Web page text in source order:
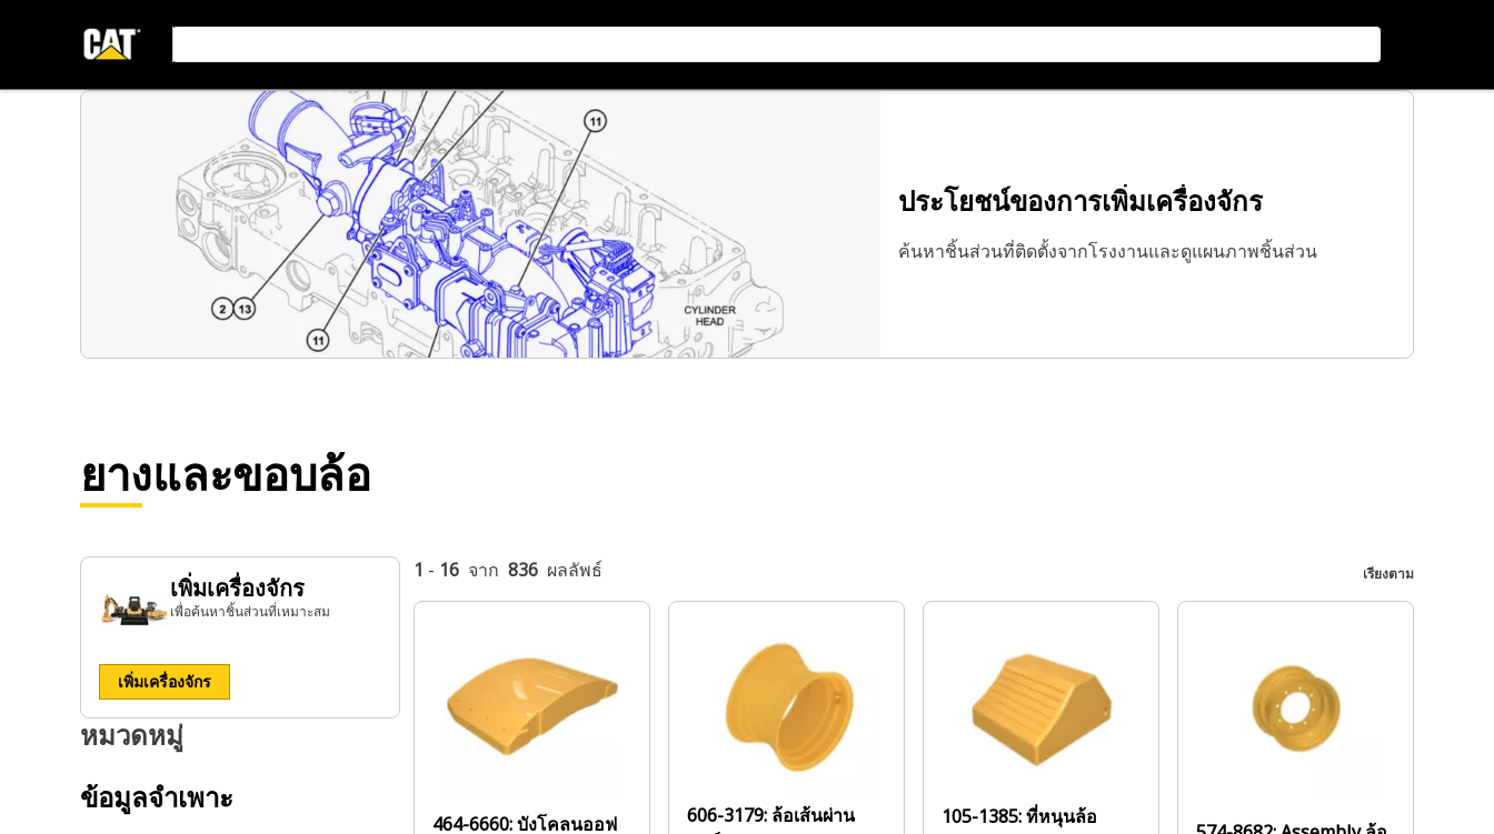
ประโยชน์ของการเพิ่มเครื่องจักร
ค้นหาชิ้นส่วนที่ติดตั้งจากโรงงานและดูแผนภาพชิ้นส่วน
ยางและขอบล้อ
เพิ่มเครื่องจักร
เพื่อค้นหาชิ้นส่วนที่เหมาะสม
เพิ่มเครื่องจักร
หมวดหมู่
ข้อมูลจำเพาะ
1 - 16 จาก 836 ผลลัพธ์ เรียงตาม
464-6660:บังโคลนออฟ
606-3179: ล้อเส้นผ่าน
105-1385:ที่หนุนล้อ